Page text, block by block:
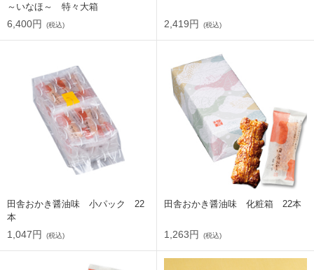
～いなほ～ 特々大箱
6,400円 (税込) 2,419円 (税込)
田舎おかき醤油味 小パック 22
本
1,047円 (税込)
田舎おかき醤油味 化粧箱 22本
1,263円 (税込)